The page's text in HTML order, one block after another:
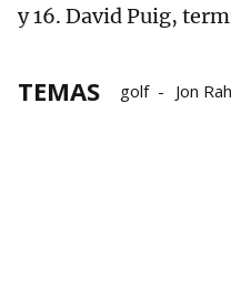
y 16. David Puig,
TEMAS golf Jon